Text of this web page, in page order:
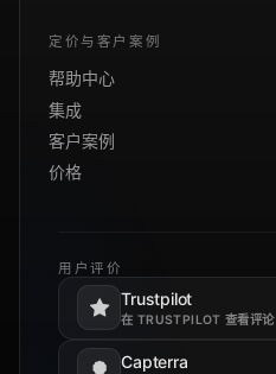
定价与客户案例
帮助中心
集成
客户案例
价格
用户评价
Trustpilot
在 TRUSTPILOT 查看评论
在新标签页打开。
Capterra